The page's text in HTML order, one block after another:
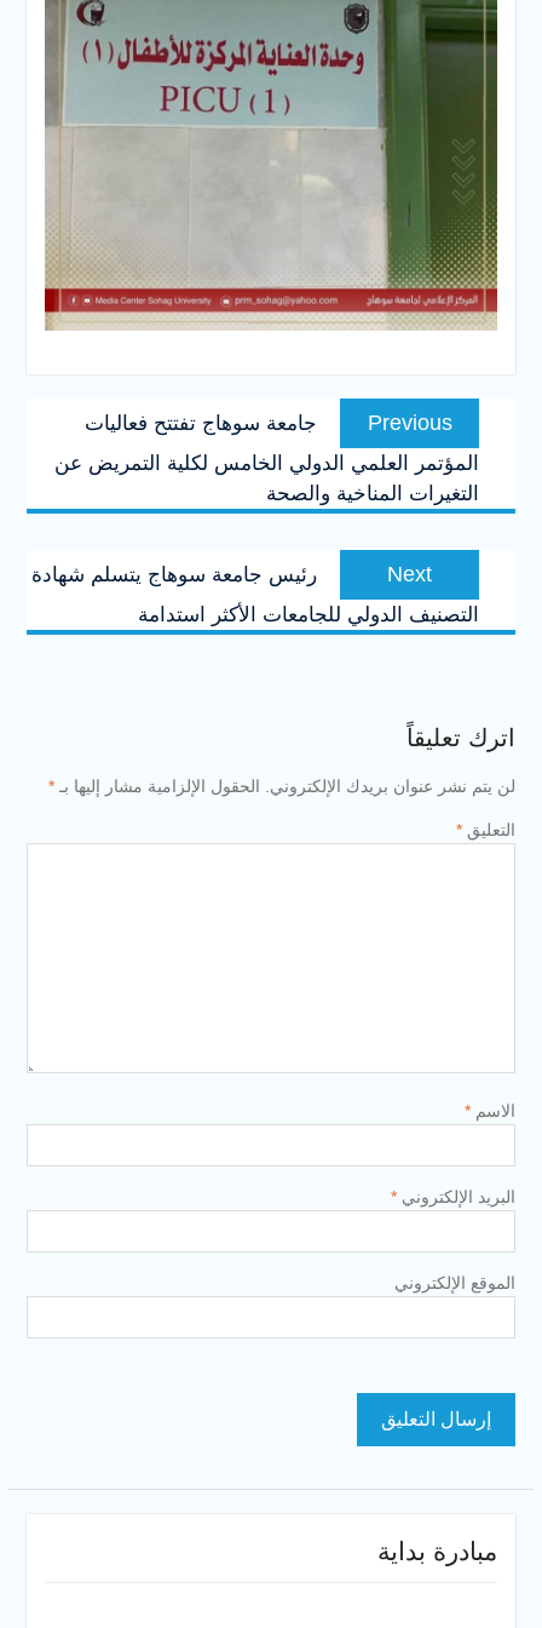
تصفّح
المقالاتPrevious
Previous
post:
جامعة سوهاج تفتتح فعاليات
المؤتمر العلمي الدولي الخامس لكلية التمريض عن
التغيرات المناخية والصحة
Next
post:
رئيس جامعة سوهاج يتسلم شهادة
التصنيف الدولي للجامعات الأكثر استدامة
اترك تعليقاً
لن يتم نشر عنوان بريدك الإلكتروني. الحقول الإلزامية مشار إليها بـ *
التعليق *
الاسم *
البريد الإلكتروني *
الموقع الإلكتروني
مبادرة بداية